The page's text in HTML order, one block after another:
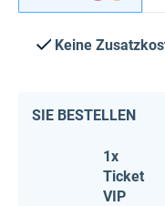
Keine
SIE BESTELLEN
1x
Ticket
VIP